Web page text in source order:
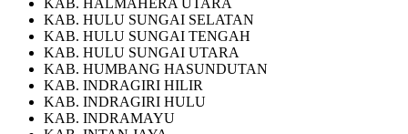
KAB. HULU SUNGAI SELATAN
KAB. HULU SUNGAI TENGAH
KAB. HULU SUNGAI UTARA
KAB. HUMBANG HASUNDUTAN
KAB. INDRAGIRI HILIR
KAB. INDRAGIRI HULU
KAB. INDRAMAYU